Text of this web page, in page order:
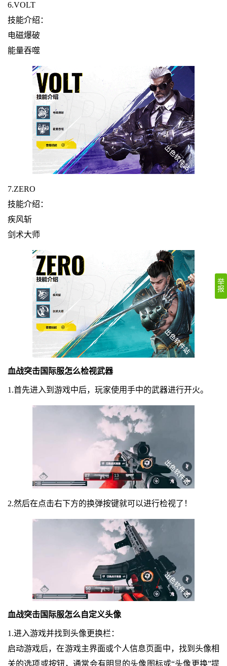
6.VOLT
技能介绍：
电磁爆破
能量吞噬
7.ZERO
技能介绍：
疾风斩
剑术大师
血战突击国际服怎么检视武器
1.首先进入到游戏中后，玩家使用手中的武器进行开火。
2.然后在点击右下方的换弹按键就可以进行检视了！
血战突击国际服怎么自定义头像
1.进入游戏并找到头像更换栏：
启动游戏后，在游戏主界面或个人信息页面中，找到头像相
关的选项或按钮，通常会有明显的头像图标或“头像更换”提
举
报